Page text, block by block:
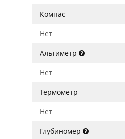
Компас
Нет
Альтиметр
Нет
Термометр
Нет
Глубиномер